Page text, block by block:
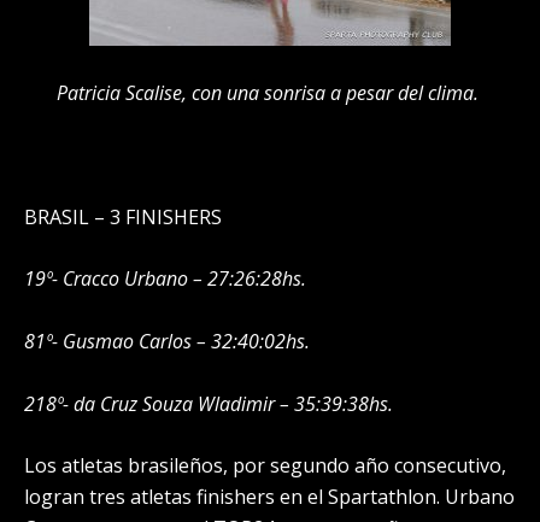
Patricia Scalise, con una sonrisa a pesar del clima.
BRASIL – 3 FINISHERS
19º- Cracco Urbano – 27:26:28hs.
81º- Gusmao Carlos – 32:40:02hs.
218º- da Cruz Souza Wladimir – 35:39:38hs.
Los atletas brasileños, por segundo año consecutivo,
logran tres atletas finishers en el Spartathlon. Urbano